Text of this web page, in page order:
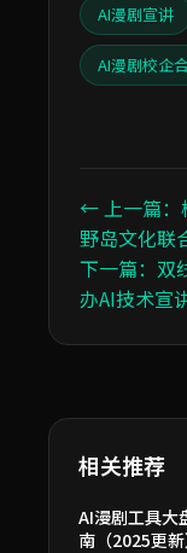
AI漫剧宣讲
AI漫剧校企
← 上一篇：
野岛文化联
下一篇：双
办AI技术宣
相关推荐
AI漫剧工具大
南（2025更新